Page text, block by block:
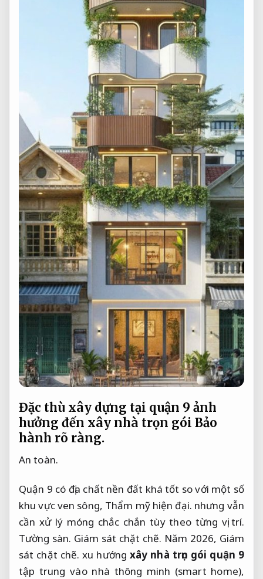
Đặc thù xây dựng tại quận 9 ảnh
hưởng đến xây nhà trọn gói Bảo
hành rõ ràng.
An toàn.
Quận 9 có địa chất nền đất khá tốt so với một số
khu vực ven sông, Thẩm mỹ hiện đại. nhưng vẫn
cần xử lý móng chắc chắn tùy theo từng vị trí.
Tường sàn. Giám sát chặt chẽ. Năm 2026, Giám
sát chặt chẽ. xu hướng xây nhà trọn gói quận 9
tập trung vào nhà thông minh (smart home),